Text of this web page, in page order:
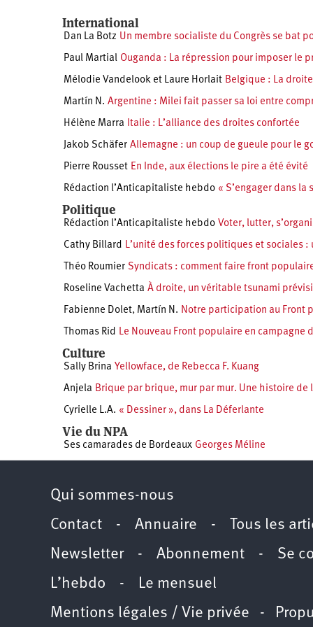
International
Dan La Botz Un membre socialiste du Congrès se bat
Paul Martial Ouganda : La répression pour imposer le
Mélodie Vandelook et Laure Horlait Belgique : La
Martín N. Argentine : Milei fait passer sa loi entre
Hélène Marra Italie : L’alliance des droites confortée
Jakob Schäfer Allemagne : un coup de gueule pour le
Pierre Rousset En Inde, aux élections le pire a été évité
Rédaction l’Anticapitaliste hebdo « S’engager dans
Politique
Rédaction l’Anticapitaliste hebdo Voter, lutter,
Cathy Billard L’unité des forces politiques et sociales
Théo Roumier Syndicats : comment faire front
Roseline Vachetta À droite, un véritable tsunami
Fabienne Dolet, Martín N. Notre participation au Front
Thomas Rid Le Nouveau Front populaire en campagne
Culture
Sally Brina Yellowface, de Rebecca F. Kuang
Anjela Brique par brique, mur par mur. Une histoire de
Cyrielle L.A. « Dessiner », dans La Déferlante
Vie du NPA
Ses camarades de Bordeaux Georges Méline
Qui sommes-nous
Contact - Annuaire - Tous les
Newsletter- Abonnement - Se
L’hebdo - Le mensuel
Mentions légales / Vie privée -